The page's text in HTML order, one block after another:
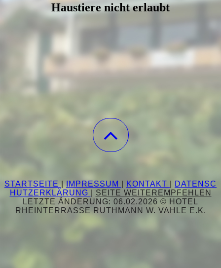
Haustiere nicht erlaubt
STARTSEITE IMPRESSUM KONTAKT
DATENSC
HUTZERKLÄRUNG
SEITE WEITEREMPFEHLEN
LETZTE ÄNDERUNG: 06.02.2026 © HOTEL
RHEINTERRASSE RUTHMANN W. VAHLE E.K.